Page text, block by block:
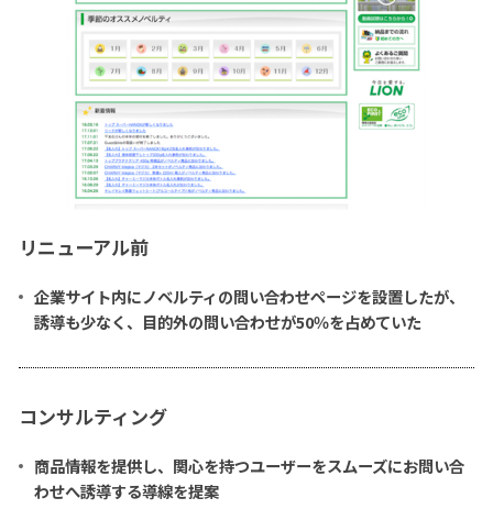
リニューアル前
企業サイト内にノベルティの問い合わせページを設置したが、
誘導も少なく、目的外の問い合わせが50％を占めていた
コンサルティング
商品情報を提供し、関心を持つユーザーをスムーズにお問い合
わせへ誘導する導線を提案